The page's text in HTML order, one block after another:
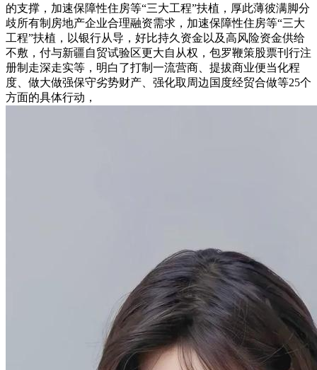
的支撑，加速保障性住房等“三大工程”扶植，厚此薄彼满脚分
歧所有制房地产企业合理融资需求，加速保障性住房等“三大
工程”扶植，以银行从导，好比持久资金以及高风险资金供给
不敷，付与新疆自贸试验区更大自从权，包罗鞭策股票刊行注
册制走深走实等，明白了打制一流营商、提拔商业便当化程
度、做大做强保守劣势财产、强化取周边国度经贸合做等25个
方面的具体行动，